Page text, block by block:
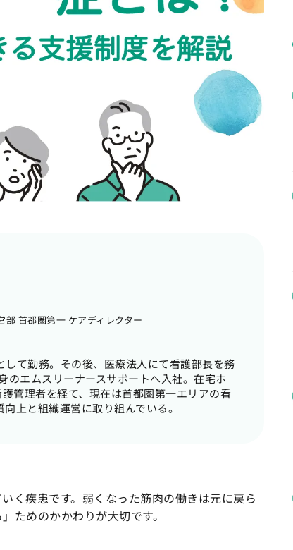
首都圏第一 ケアディレクター
て勤務。その後、医療法人にて看護部長を務
のエムスリーナースサポートへ入社。在宅ホ
管理者を経て、現在は首都圏第一エリアの看
上と組織運営に取り組んでいる。
く疾患です。弱くなった筋肉の働きは元に戻ら
ためのかかわりが大切です。